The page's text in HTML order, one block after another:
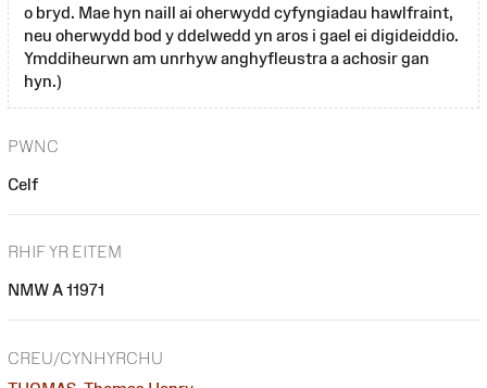
o bryd. Mae hyn naill ai oherwydd cyfyngiadau hawlfraint,
neu oherwydd bod y ddelwedd yn aros i gael ei digideiddio.
Ymddiheurwn am unrhyw anghyfleustra a achosir gan
hyn.)
PWNC
Celf
RHIF YR EITEM
NMW A 11971
CREU/CYNHYRCHU